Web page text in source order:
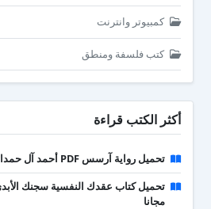
كمبيوتر وانترنت
كتب فلسفة ومنطق
أكثر الكتب قراءة
تحميل رواية آرسس PDF أحمد آل حمدان
مجانا